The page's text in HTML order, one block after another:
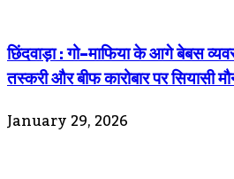
छिंदवाड़ा : गो-माफिया के आगे बेबस
तस्करी और बीफ कारोबार पर सियासी
January 29, 2026